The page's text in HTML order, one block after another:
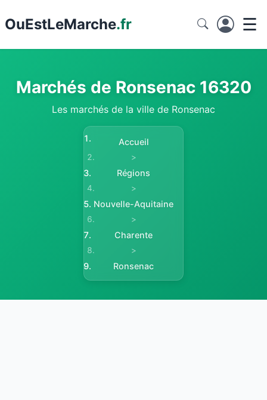
OuEstLeMarche.fr ☰
Marchés de Ronsenac 16320
Les marchés de la ville de Ronsenac
Accueil
>
Régions
>
Nouvelle-Aquitaine
>
Charente
>
Ronsenac